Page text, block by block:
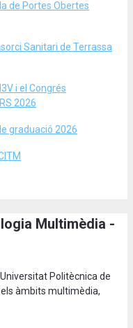
de Portes Obertes
Sanitari de Terrassa
i el Congrés
2026
graduació 2026
Multimèdia -
Politècnica de
àmbits multimèdia,